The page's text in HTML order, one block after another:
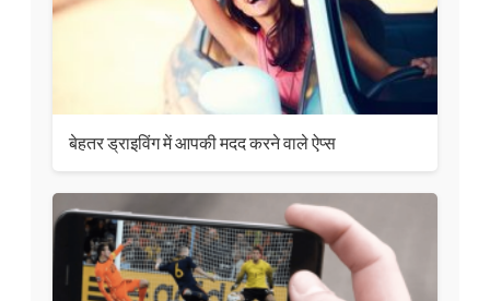
बेहतर ड्राइविंग में आपकी मदद करने वाले ऐप्स